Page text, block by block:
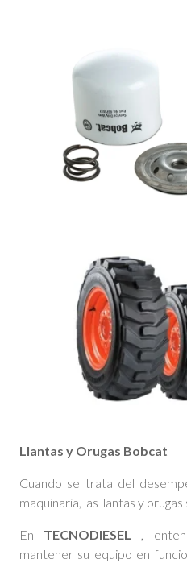
Llantas y Orugas Bobcat
Cuando se trata del
maquinaria, las llantas y
En TECNODIESEL ,
mantener su equipo en